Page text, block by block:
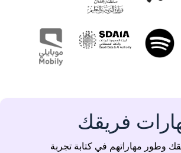
فريقك
وطور مهاراتهم في كتابة تجربة